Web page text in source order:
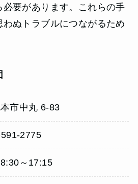
必要があります。これらの手
ぬトラブルにつながるため
市中丸 6-83
2775
～17:15